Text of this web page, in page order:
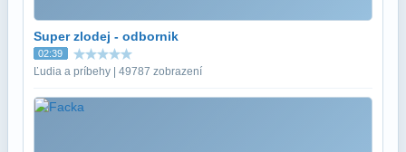
Super zlodej - odbornik
02:39
Ľudia a príbehy | 49787 zobrazení